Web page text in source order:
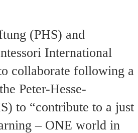
(PHS) and
International
collaborate following a
Peter-Hesse-
to “contribute to a just
– ONE world in